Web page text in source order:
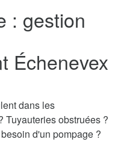
: gestion
Échenevex
dans les
Tuyauteries obstruées ?
d'un pompage ?